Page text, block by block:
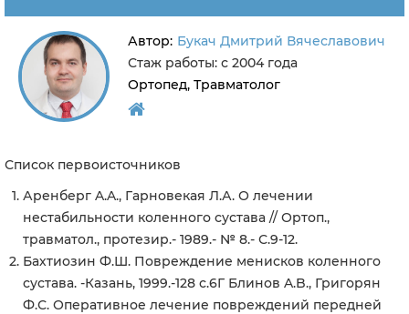
Автор: Букач Дмитрий Вячеславович
Стаж работы: с 2004 года
Ортопед, Травматолог
Список первоисточников
Аренберг A.A., Гарновекая Л.А. О лечении
нестабильности коленного сустава // Ортоп.,
травматол., протезир.- 1989.- № 8.- С.9-12.
Бахтиозин Ф.Ш. Повреждение менисков коленного
сустава. -Казань, 1999.-128 с.6Г Блинов A.B., Григорян
Ф.С. Оперативное лечение повреждений передней